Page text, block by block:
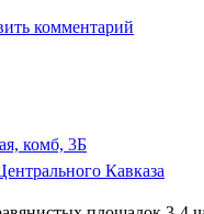
комментарий
комб, 3Б
Кавказа